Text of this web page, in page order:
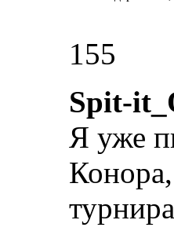
155
Spit-
Я уже